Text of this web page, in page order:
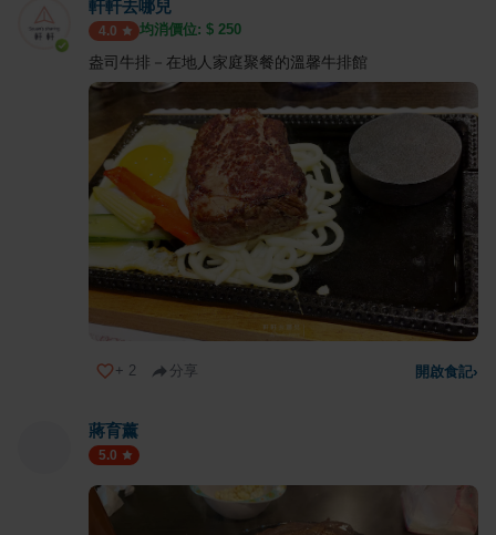
軒軒去哪兒
4.0 均消價位: $ 250
盎司牛排－在地人家庭聚餐的溫馨牛排館
+ 2 分享 開啟食記›
蔣育薰
5.0